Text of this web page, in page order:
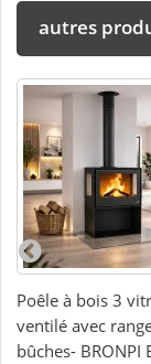
autres
Poêle à bois 3
ventilé avec
bûches- BRONPI